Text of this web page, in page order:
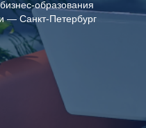
образования
— Санкт-Петербург